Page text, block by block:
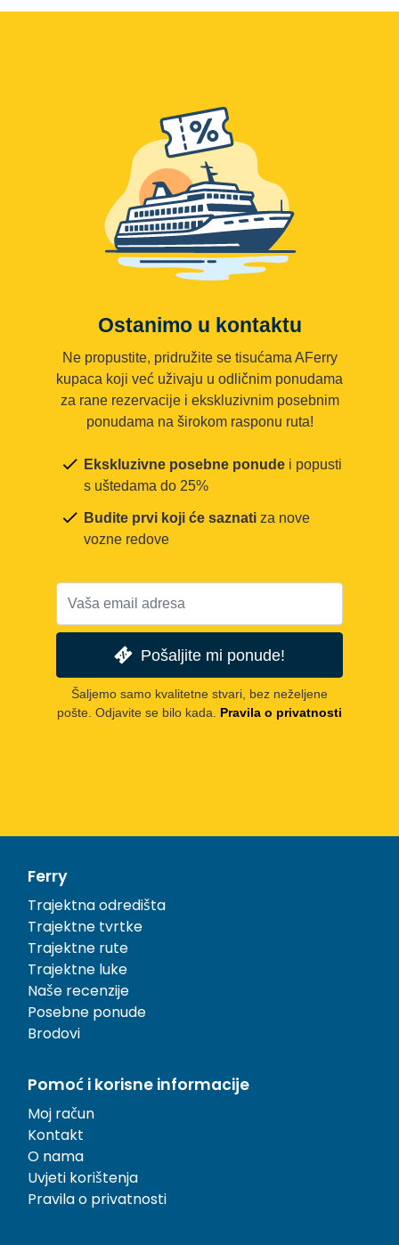
Ostanimo u kontaktu
Ne propustite, pridružite se tisućama AFerry
kupaca koji već uživaju u odličnim ponudama
za rane rezervacije i ekskluzivnim posebnim
ponudama na širokom rasponu ruta!
Ekskluzivne posebne ponude i popusti
s uštedama do 25%
Budite prvi koji će saznati za nove
vozne redove
Pošaljite mi ponude!
Šaljemo samo kvalitetne stvari, bez neželjene
pošte. Odjavite se bilo kada. Pravila o privatnosti
Ferry
Trajektna odredišta
Trajektne tvrtke
Trajektne rute
Trajektne luke
Naše recenzije
Posebne ponude
Brodovi
Pomoć i korisne informacije
Moj račun
Kontakt
O nama
Uvjeti korištenja
Pravila o privatnosti